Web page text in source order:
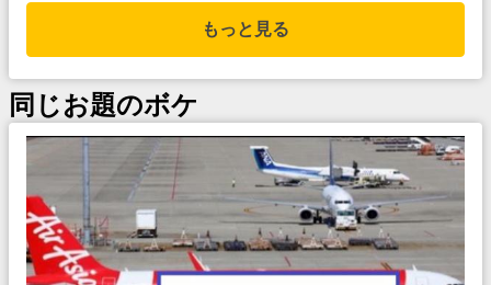
もっと見る
同じお題のボケ